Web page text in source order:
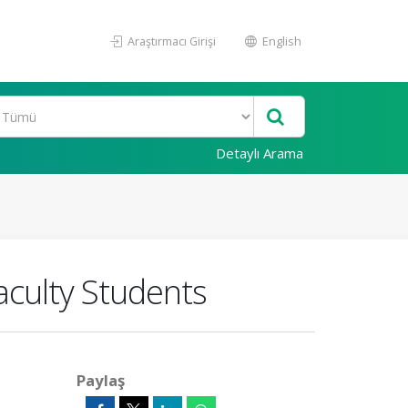
Araştırmacı Girişi English
Detaylı Arama
Students
Paylaş